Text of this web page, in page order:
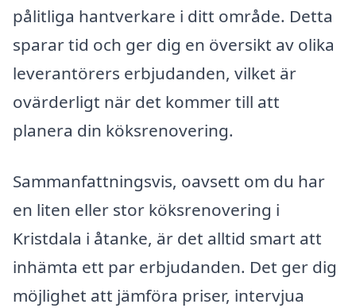
pålitliga hantverkare i ditt område. Detta
sparar tid och ger dig en översikt av olika
leverantörers erbjudanden, vilket är
ovärderligt när det kommer till att
planera din köksrenovering.
Sammanfattningsvis, oavsett om du har
en liten eller stor köksrenovering i
Kristdala i åtanke, är det alltid smart att
inhämta ett par erbjudanden. Det ger dig
möjlighet att jämföra priser, intervjua